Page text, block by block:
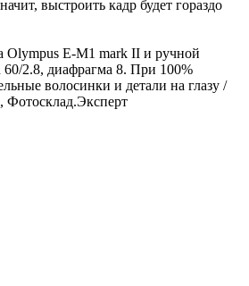
выстроить кадр будет гораздо
Olympus E-M1 mark II и ручной
60/2.8, диафрагма 8. При 100%
волосинки и детали на глазу /